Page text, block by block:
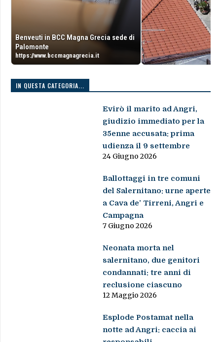
Benveuti in BCC Magna Grecia sede di
Palomonte
https://www.bccmagnagrecia.it
IN QUESTA CATEGORIA...
Evirò il marito ad Angri,
giudizio immediato per la
35enne accusata: prima
udienza il 9 settembre
24 Giugno 2026
Ballottaggi in tre comuni
del Salernitano: urne aperte
a Cava de’ Tirreni, Angri e
Campagna
7 Giugno 2026
Neonata morta nel
salernitano, due genitori
condannati: tre anni di
reclusione ciascuno
12 Maggio 2026
Esplode Postamat nella
notte ad Angri: caccia ai